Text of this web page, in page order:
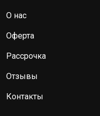
О нас
Оферта
Рассрочка
Отзывы
Контакты